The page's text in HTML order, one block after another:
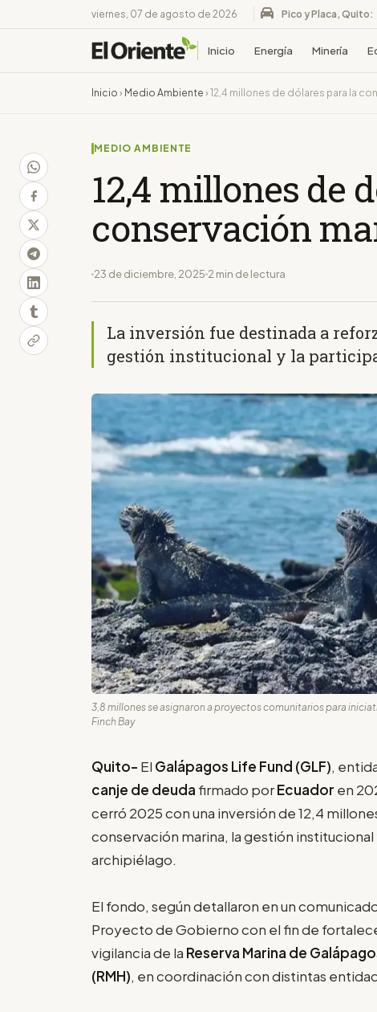
viernes, 07 de agosto de 2026 Pico y Placa, Quito:
Inicio Energía Minería
Inicio › Medio Ambiente › 12,4 millones de dólares para la
MEDIO AMBIENTE
12,4 millones de
conservación
23 de diciembre, 2025 2 min de lectura
La inversión fue destinada a
gestión institucional y la
3,8 millones se asignaron a proyectos comunitarios para
Finch Bay
Quito- El Galápagos Life Fund (GLF),
canje de deuda firmado porEcuador en
cerró 2025 con una inversión de 12,4
conservación marina, la gestión
archipiélago.
El fondo, según detallaron en un
Proyecto de Gobierno con el fin de
vigilancia de la Reserva Marina de
(RMH), en coordinación con distintas